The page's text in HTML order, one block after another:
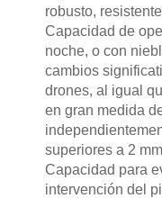
robusto,
Capacidad de
noche, o con
cambios
drones, al igual
en gran medida
superiores a 2
Capacidad para
intervención del